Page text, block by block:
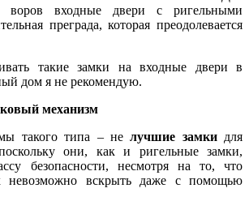
воров входные двери с ригельными
преграда, которая преодолевается
такие замки на входные двери в
дом я не рекомендую.
механизм
такого типа – нелучшие замкидля
они, как и ригельные замки,
безопасности, несмотря на то, что
невозможно вскрыть даже с помощью